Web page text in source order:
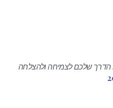
הדרך שלכם לצמיחה ולהצלחה